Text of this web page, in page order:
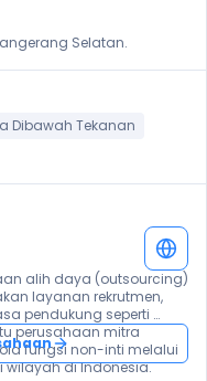
Selatan.
Dibawah Tekanan
alih daya (outsourcing)
layanan rekrutmen,
pendukung seperti
perusahaan mitra
fungsi non-inti melalui
praktik outsourcing tersebar di berbagai wilayah di Indonesia.